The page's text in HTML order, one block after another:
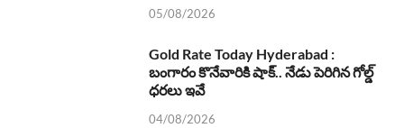
05/08/2026
Gold Rate Today Hyderabad :
బంగారం కొనేవారికి షాక్.. నేడు పెరిగిన గోల్డ్
ధరలు ఇవే
04/08/2026